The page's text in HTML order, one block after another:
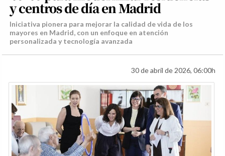
y centros de día en Madrid
Iniciativa pionera para mejorar la calidad de vida de los
mayores en Madrid, con un enfoque en atención
personalizada y tecnología avanzada
30 de abril de 2026, 06:00h